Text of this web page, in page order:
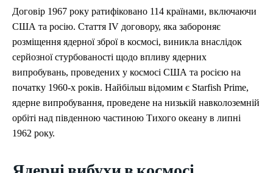
Договір 1967 року ратифіковано 114 країнами, включаючи
США та росію. Стаття IV договору, яка забороняє
розміщення ядерної зброї в космосі, виникла внаслідок
серйозної стурбованості щодо впливу ядерних
випробувань, проведених у космосі США та росією на
початку 1960-х років. Найбільш відомим є Starfish Prime,
ядерне випробування, проведене на низькій навколоземній
орбіті над південною частиною Тихого океану в липні
1962 року.